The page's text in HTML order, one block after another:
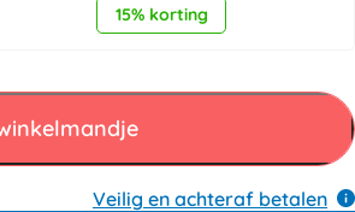
15% korting
Veilig en achteraf betalen